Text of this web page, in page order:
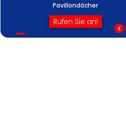
Pavillondächer
Rufen Sie an!